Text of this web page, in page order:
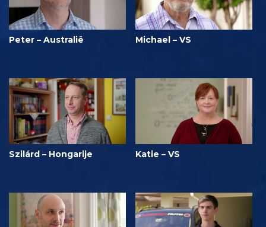
Peter – Australië Michael – VS
Szilárd – Hongarije Katie – VS